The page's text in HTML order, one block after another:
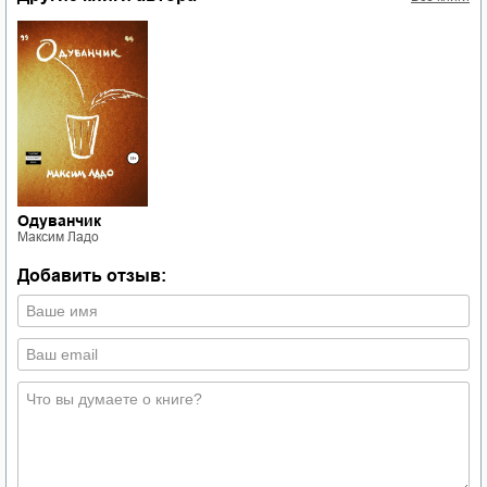
Одуванчик
Максим Ладо
Добавить отзыв: